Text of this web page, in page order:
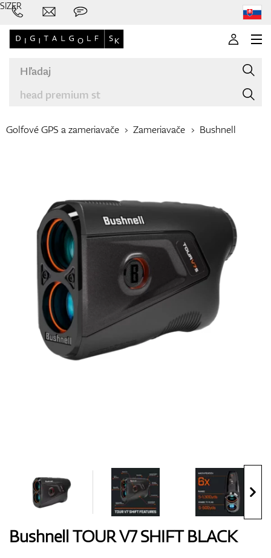
Palice
Oblečenie
Topánky
Bagy
Golfové GPS a zameriavače Zameriavače Bushnell
Bushnell TOUR V7 SHIFT BLACK
SIZER